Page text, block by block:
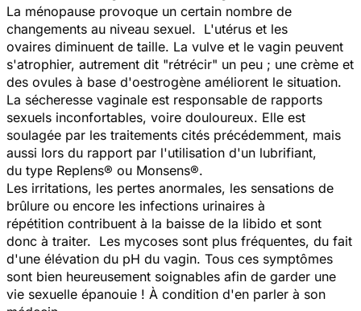
La ménopause provoque un certain nombre de
changements au niveau sexuel. L'utérus et les
ovaires diminuent de taille. La vulve et le vagin peuvent
s'atrophier, autrement dit "rétrécir" un peu ; une crème et
des ovules à base d'oestrogène améliorent le situation.
La sécheresse vaginale est responsable de rapports
sexuels inconfortables, voire douloureux. Elle est
soulagée par les traitements cités précédemment, mais
aussi lors du rapport par l'utilisation d'un lubrifiant,
du type Replens® ou Monsens®.
Les irritations, les pertes anormales, les sensations de
brûlure ou encore les infections urinaires à
répétition contribuent à la baisse de la libido et sont
donc à traiter. Les mycoses sont plus fréquentes, du fait
d'une élévation du pH du vagin. Tous ces symptômes
sont bien heureusement soignables afin de garder une
vie sexuelle épanouie ! À condition d'en parler à son